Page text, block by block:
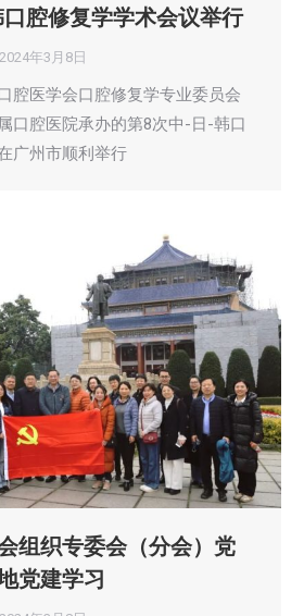
腔修复学学术会议举行
2024年3月8日
腔医学会口腔修复学专业委员会
口腔医院承办的第8次中-日-韩口
广州市顺利举行
组织专委会（分会）党
党建学习